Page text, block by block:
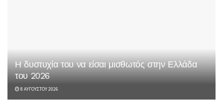
Η δυστυχία του να είσαι μισθωτός στην Ελλάδα
του 2026
8 ΑΥΓΟΎΣΤΟΥ 2026